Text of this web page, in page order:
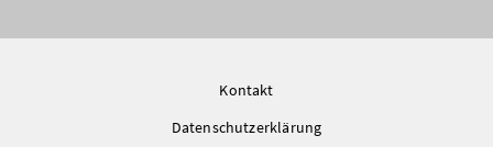
Kontakt
Datenschutzerklärung